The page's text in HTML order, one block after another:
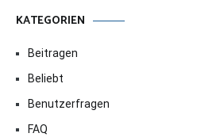
KATEGORIEN
Beitragen
Beliebt
Benutzerfragen
FAQ